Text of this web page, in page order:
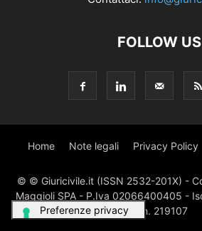
FOLLOW US
Home Note legali Privacy Policy
© © Giuricivile.it (ISSN 2532-201X) -
Maggioli SPA - P.Iva 02066400405 -
al n. 219107